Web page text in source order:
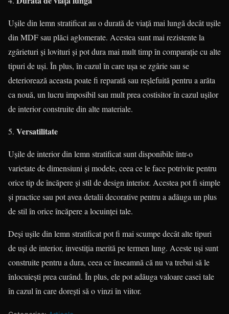
Ușile din lemn stratificat au o durată de viață mai lungă decât ușile
din MDF sau plăci aglomerate. Acestea sunt mai rezistente la
zgârieturi și lovituri și pot dura mai mult timp în comparație cu alte
tipuri de uși. În plus, în cazul în care ușa se zgârie sau se
deteriorează aceasta poate fi reparată sau reșlefuită pentru a arăta
ca nouă, un lucru imposibil sau mult prea costisitor în cazul ușilor
de interior construite din alte materiale.
Versatilitate
Ușile de interior din lemn stratificat sunt disponibile într-o
varietate de dimensiuni și modele, ceea ce le face potrivite pentru
orice tip de încăpere și stil de design interior. Acestea pot fi simple
și practice sau pot avea detalii decorative pentru a adăuga un plus
de stil în orice încăpere a locuinței tale.
Deși ușile din lemn stratificat pot fi mai scumpe decât alte tipuri
de uși de interior, investiția merită pe termen lung. Aceste uși sunt
construite pentru a dura, ceea ce înseamnă că nu va trebui să le
înlocuiești prea curând. În plus, ele pot adăuga valoare casei tale
în cazul în care dorești să o vinzi în viitor.